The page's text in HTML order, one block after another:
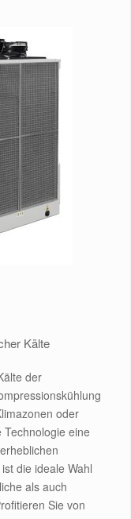
Kälte
der
oder
eine
die ideale Wahl
als auch
Sie von